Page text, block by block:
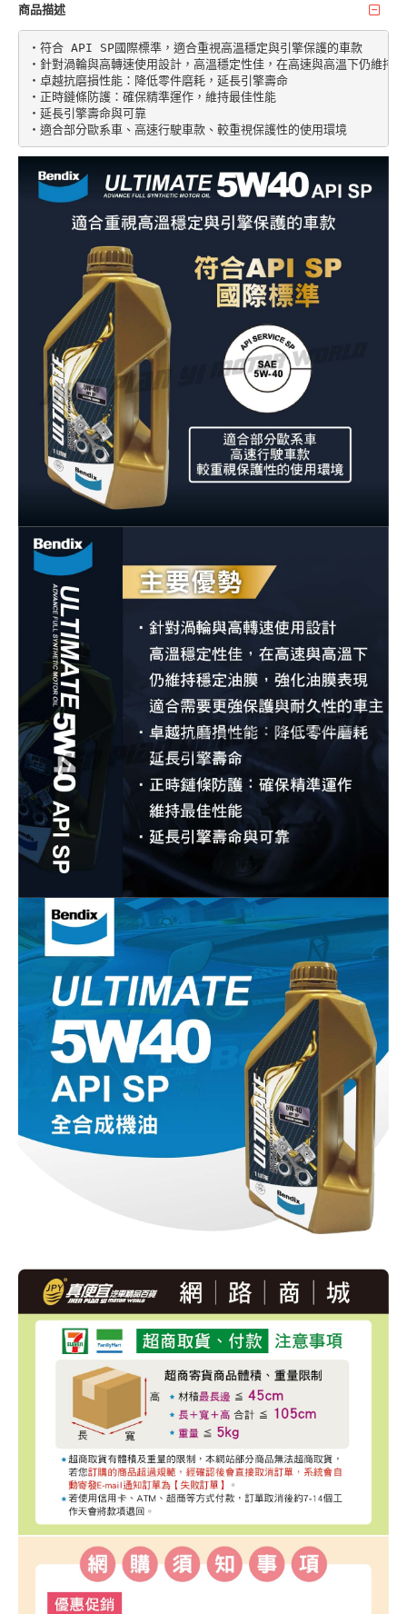
商品描述
‧符合 API SP國際標準，適合重視高溫穩定與引擎保護的車款
‧針對渦輪與高轉速使用設計，高溫穩定性佳，在高速與高溫下仍維持
‧卓越抗磨損性能：降低零件磨耗，延長引擎壽命
‧正時鏈條防護：確保精準運作，維持最佳性能
‧延長引擎壽命與可靠